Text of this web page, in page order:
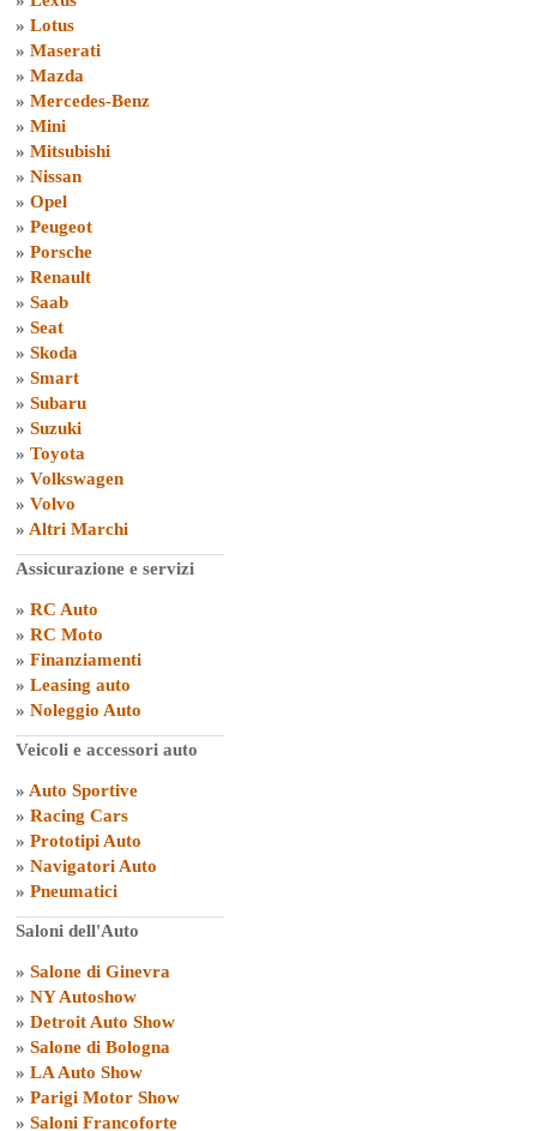
» Lotus
» Maserati
» Mazda
» Mercedes-Benz
» Mini
» Mitsubishi
» Nissan
» Opel
» Peugeot
» Porsche
» Renault
» Saab
» Seat
» Skoda
» Smart
» Subaru
» Suzuki
» Toyota
» Volkswagen
» Volvo
» Altri Marchi
Assicurazione e servizi
» RC Auto
» RC Moto
» Finanziamenti
» Leasing auto
» Noleggio Auto
Veicoli e accessori auto
» Auto Sportive
» Racing Cars
» Prototipi Auto
» Navigatori Auto
» Pneumatici
Saloni dell'Auto
» Salone di Ginevra
» NY Autoshow
» Detroit Auto Show
» Salone di Bologna
» LA Auto Show
» Parigi Motor Show
» Saloni Francoforte